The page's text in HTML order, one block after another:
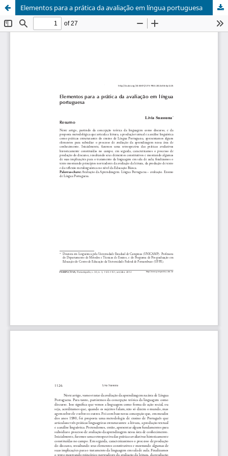
Elementos para a prática da avaliação em língua portuguesa